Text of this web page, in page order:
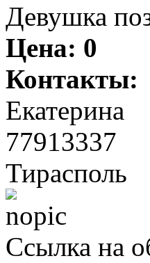
Девушка
Цена: 0
Контакты:
Екатерина
77913337
Тирасполь
Ссылка на